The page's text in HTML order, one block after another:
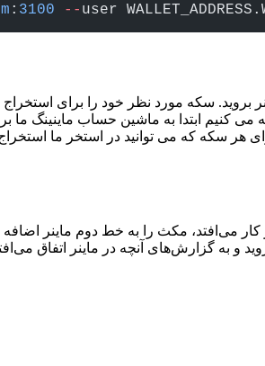
: 3100 -- user
می کنیم ابتدا به ماشین حساب ماینینگ
هر سکه که می توانید در استخر ما
می‌افتد، مکث را به خط دوم ماینر اضافه